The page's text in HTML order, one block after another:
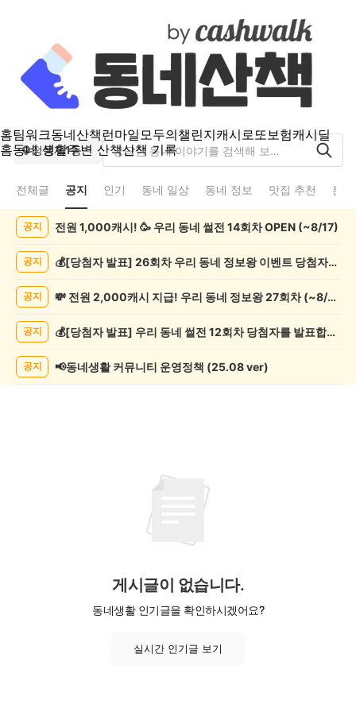
홈팀워크동네산책런마일모두의챌린지캐시로또보험캐시딜
홈동네 생활주변 산책산책 기록
정릉제1동
전체글 공지 인기 동네 일상 동네 정보 맛집 추천 분
록
공지 전원 1,000캐시! 🥳 우리 동네 썰전 14회차 OPEN (~8/17)
공지 💰[당첨자 발표] 26회차 우리 동네 정보왕 이벤트 당첨자를 발표합니다!
공지 💸 전원 2,000캐시 지급! 우리 동네 정보왕 27회차 (~8/10)
공지 💰[당첨자 발표] 우리 동네 썰전 12회차 당첨자를 발표합니다!
공지 📢동네생활 커뮤니티 운영정책 (25.08 ver)
게시글이 없습니다.
동네생활 인기글을 확인하시겠어요?
실시간 인기글 보기